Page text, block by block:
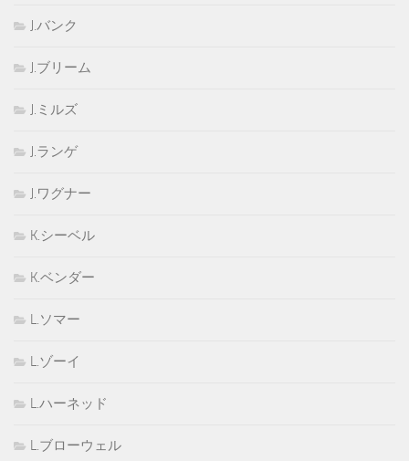
J.バンク
J.ブリーム
J.ミルズ
J.ランゲ
J.ワグナー
K.シーベル
K.ベンダー
L.ソマー
L.ゾーイ
L.ハーネッド
L.ブローウェル